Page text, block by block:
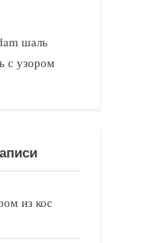
шаль
с узором
из кос